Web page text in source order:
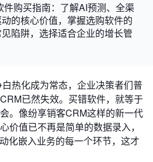
购买指南：了解AI预测、全渠
的核心价值，掌握选购软件的
陷阱，选择适合企业的增长管
热化成为常态，企业决策者们普
已然失效。买错软件，就等于
。像纷享销客CRM这样的新一代
价值已不再是简单的数据录入，
化嵌入业务的每一个环节，这才